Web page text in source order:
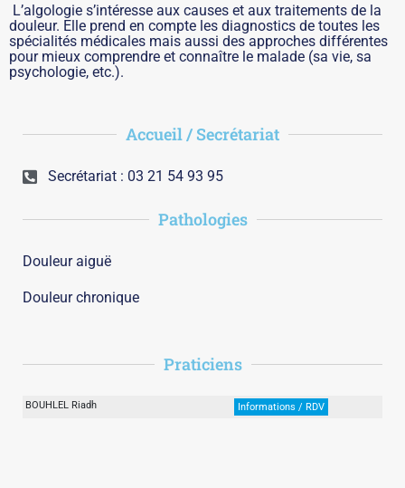
L’algologie s’intéresse aux causes et aux traitements de la
douleur. Elle prend en compte les diagnostics de toutes les
spécialités médicales mais aussi des approches différentes
pour mieux comprendre et connaître le malade (sa vie, sa
psychologie, etc.).
Accueil / Secrétariat
Secrétariat : 03 21 54 93 95
Pathologies
Douleur aiguë
Douleur chronique
Praticiens
BOUHLEL Riadh Informations / RDV